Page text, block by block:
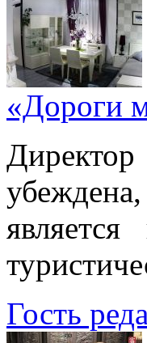
«Дороги
Гость